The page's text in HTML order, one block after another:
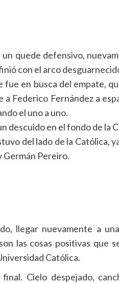
quede defensivo,
con el arco
fue en busca del empate,
Federico Fernández a
el uno a uno.
descuido en el fondo de la
del lado de la Católica,
Germán Pereiro.
llegar nuevamente a
las cosas positivas que
Católica.
Cielo despejado,